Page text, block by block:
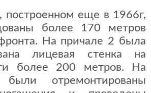
построенном еще в 1966г,
более 170 метров
На причале 2 была
лицевая стенка на
более 200 метров. На
отремонтированы